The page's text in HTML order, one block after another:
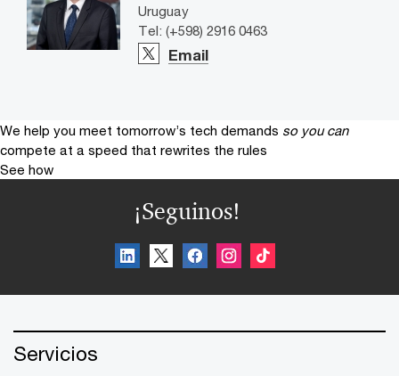
Uruguay
Tel: (+598) 2916 0463
Email
We help you meet tomorrow’s tech demands so you can
compete at a speed that rewrites the rules
See how
¡Seguinos!
Servicios